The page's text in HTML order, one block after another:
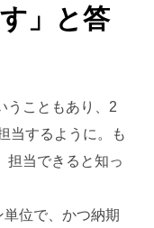
」と答
うこともあり、2
当するように。も
担当できると知っ
位で、かつ納期